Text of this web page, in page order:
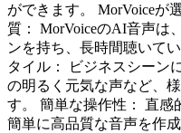
ができます。 MorVoiceが
質： MorVoiceのAI音声は
ンを持ち、長時間聴いて
タイル： ビジネスシーン
の明るく元気な声など、
す。 簡単な操作性： 直感
簡単に高品質な音声を作